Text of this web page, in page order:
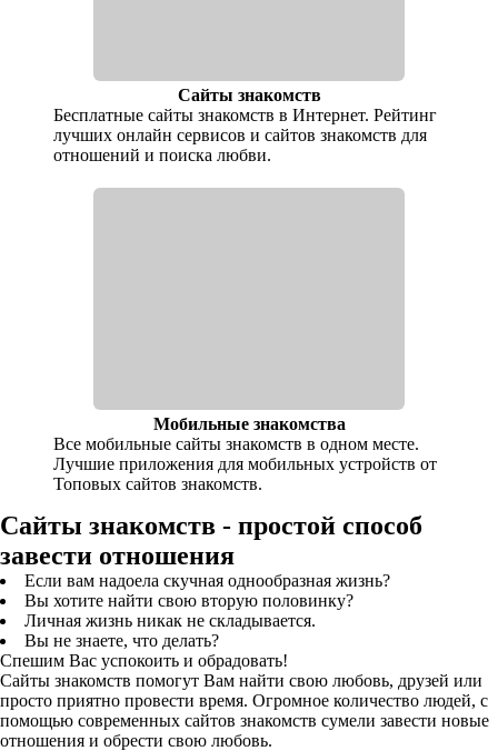
Сайты знакомств
Бесплатные сайты знакомств в Интернет. Рейтинг
лучших онлайн сервисов и сайтов знакомств для
отношений и поиска любви.
Мобильные знакомства
Все мобильные сайты знакомств в одном месте.
Лучшие приложения для мобильных устройств от
Топовых сайтов знакомств.
Сайты знакомств - простой способ
завести отношения
Если вам надоела скучная однообразная жизнь?
Вы хотите найти свою вторую половинку?
Личная жизнь никак не складывается.
Вы не знаете, что делать?
Спешим Вас успокоить и обрадовать!
Сайты знакомств помогут Вам найти свою любовь, друзей или
просто приятно провести время. Огромное количество людей, с
помощью современных сайтов знакомств сумели завести новые
отношения и обрести свою любовь.